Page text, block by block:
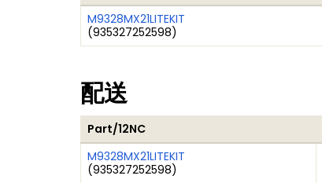
M9328MX21LITEKIT
(935327252598)
配送
Part/12NC
M9328MX21LITEKIT
(935327252598)